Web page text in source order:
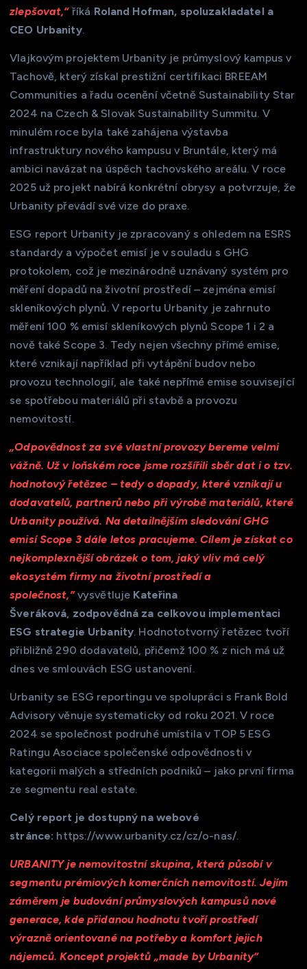
zlepšovat,“říká Roland Hofman, spoluzakladatel a
CEO Urbanity.
Vlajkovým projektem Urbanity je průmyslový kampus v
Tachově, který získal prestižní certifikaci BREEAM
Communities a řadu ocenění včetně Sustainability Star
2024 na Czech & Slovak Sustainability Summitu. V
minulém roce byla také zahájena výstavba
infrastruktury nového kampusu v Bruntále, který má
ambici navázat na úspěch tachovského areálu. V roce
2025 už projekt nabírá konkrétní obrysy a potvrzuje, že
Urbanity převádí své vize do praxe.
ESG report Urbanity je zpracovaný s ohledem na ESRS
standardy a výpočet emisí je v souladu s GHG
protokolem, což je mezinárodně uznávaný systém pro
měření dopadů na životní prostředí – zejména emisí
skleníkových plynů. V reportu Urbanity je zahrnuto
měření 100 % emisí skleníkových plynů Scope 1 i 2 a
nově také Scope 3. Tedy nejen všechny přímé emise,
které vznikají například při vytápění budov nebo
provozu technologií, ale také nepřímé emise související
se spotřebou materiálů při stavbě a provozu
nemovitostí.
„Odpovědnost za své vlastní provozy bereme velmi
vážně. Už v loňském roce jsme rozšířili sběr dat i o tzv.
hodnotový řetězec – tedy o dopady, které vznikají u
dodavatelů, partnerů nebo při výrobě materiálů, které
Urbanity používá. Na detailnějším sledování GHG
emisí Scope 3 dále letos pracujeme. Cílem je získat co
nejkomplexnější obrázek o tom, jaký vliv má celý
ekosystém firmy na životní prostředí a
společnost,”vysvětluje Kateřina
Šveráková, zodpovědná za celkovou implementaci
ESG strategie Urbanity. Hodnototvorný řetězec tvoří
přibližně 290 dodavatelů, přičemž 100 % z nich má už
dnes ve smlouvách ESG ustanovení.
Urbanity se ESG reportingu ve spolupráci s Frank Bold
Advisory věnuje systematicky od roku 2021. V roce
2024 se společnost podruhé umístila v TOP 5 ESG
Ratingu Asociace společenské odpovědnosti v
kategorii malých a středních podniků – jako první firma
ze segmentu real estate.
Celý report je dostupný na webové
stránce: https://www.urbanity.cz/cz/o-nas/.
URBANITYje nemovitostní skupina, která působí v
segmentu prémiových komerčních nemovitostí. Jejím
záměrem je budování průmyslových kampusů nové
generace, kde přidanou hodnotu tvoří prostředí
výrazně orientované na potřeby a komfort jejich
nájemců. Koncept projektů „made by Urbanity“